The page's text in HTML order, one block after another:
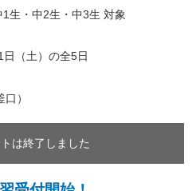
生・中2生・中3生 対象
（土）の全5日
）
は終了しました